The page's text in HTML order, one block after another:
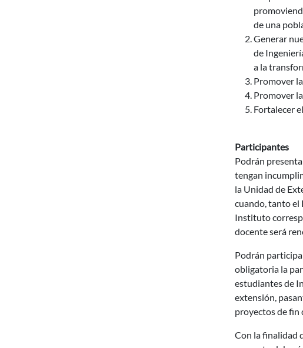
de una
Generar
de
a la
Promover
Promover
Fortalecer
Participantes
Podrán
tengan
la Unidad de
cuando, tanto el
Instituto
docente será
Podrán
obligatoria la
estudiantes de
extensión,
proyectos de fin
Con la finalidad